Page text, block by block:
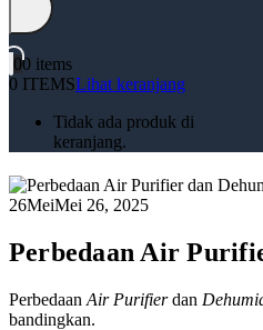
00 items
0 ITEMSLihat keranjang
Tidak ada produk di
keranjang.
26MeiMei 26, 2025
Perbedaan Air
Perbedaan Air Purifierdan
bandingkan.